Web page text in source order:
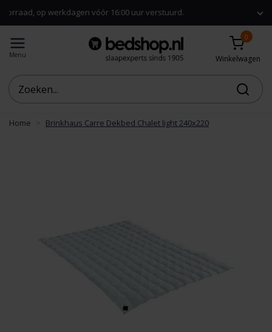
vóór 16:00 uur verstuurd. Gratis
Menu
0
Winkelwagen
Home Brinkhaus Carre Dekbed Chalet light 240x220